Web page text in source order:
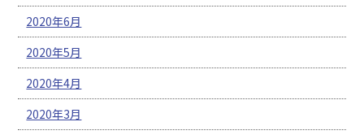
2020年6月
2020年5月
2020年4月
2020年3月